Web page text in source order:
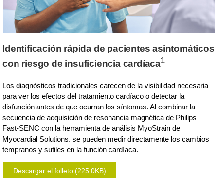
Identificación rápida de pacientes asintomáticos
con riesgo de insuficiencia cardíaca1
Los diagnósticos tradicionales carecen de la visibilidad necesaria
para ver los efectos del tratamiento cardíaco o detectar la
disfunción antes de que ocurran los síntomas. Al combinar la
secuencia de adquisición de resonancia magnética de Philips
Fast-SENC con la herramienta de análisis MyoStrain de
Myocardial Solutions, se pueden medir directamente los cambios
tempranos y sutiles en la función cardíaca.
Descargar el folleto (225.0KB)